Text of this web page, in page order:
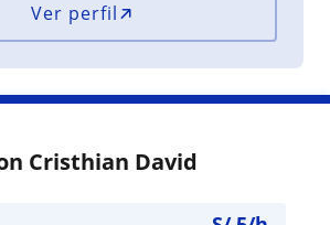
Ver perfil
Cristhian David